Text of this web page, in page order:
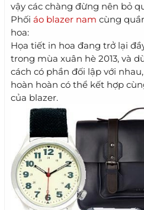
vậy các chàng đừng nên bỏ
Phối áo blazer nam cùng
hoa:
Họa tiết in hoa đang trở lại
trong mùa xuân hè 2013, và
cách có phần đối lập với
hoàn hoàn có thể kết hợp
của blazer.